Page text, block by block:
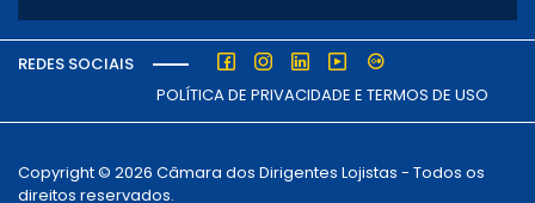
REDES SOCIAIS
POLÍTICA DE PRIVACIDADE E TERMOS DE USO
Copyright © 2026 Câmara dos Dirigentes Lojistas - Todos os
direitos reservados.